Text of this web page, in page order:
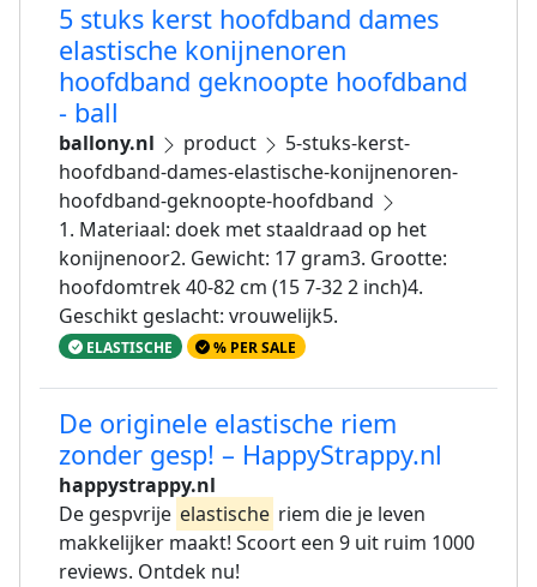
5 stuks kerst hoofdband dames
elastische konijnenoren
hoofdband geknoopte hoofdband
- ball
ballony.nl product
5-stuks-kerst-
hoofdband-dames-elastische-konijnenoren-
hoofdband-geknoopte-hoofdband
1. Materiaal: doek met staaldraad op het
konijnenoor2. Gewicht: 17 gram3. Grootte:
hoofdomtrek 40-82 cm (15 7-32 2 inch)4.
Geschikt geslacht: vrouwelijk5.
ELASTISCHE % PER SALE
De originele elastische riem
zonder gesp! – HappyStrappy.nl
happystrappy.nl
De gespvrije elastische riem die je leven
makkelijker maakt! Scoort een 9 uit ruim 1000
reviews. Ontdek nu!